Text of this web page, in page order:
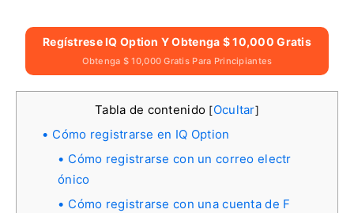
Regístrese IQ Option Y Obtenga $ 10,000 Gratis
Obtenga $ 10,000 Gratis Para Principiantes
Tabla de contenido [Ocultar]
Cómo registrarse en IQ Option
Cómo registrarse con un correo electr
ónico
Cómo registrarse con una cuenta de F